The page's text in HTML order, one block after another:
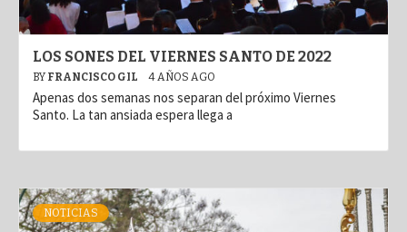
LOS SONES DEL VIERNES SANTO DE 2022
BY FRANCISCO GIL 4 AÑOS AGO
Apenas dos semanas nos separan del próximo Viernes
Santo. La tan ansiada espera llega a
NOTICIAS